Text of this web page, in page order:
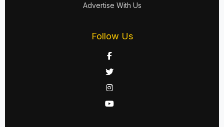
Advertise With Us
Follow Us